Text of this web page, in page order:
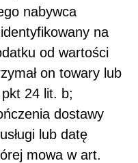
nabywca
na
od wartości
on towary lub
24 lit. b;
dostawy
lub datę
mowa w art.